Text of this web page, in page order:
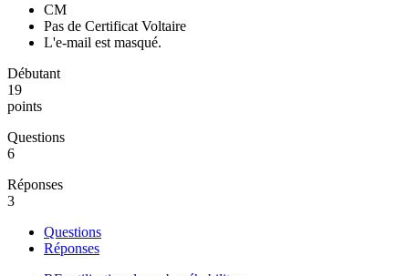
CM
Pas de Certificat Voltaire
L'e-mail est masqué.
Débutant
19
points
Questions
6
Réponses
3
Questions
Réponses